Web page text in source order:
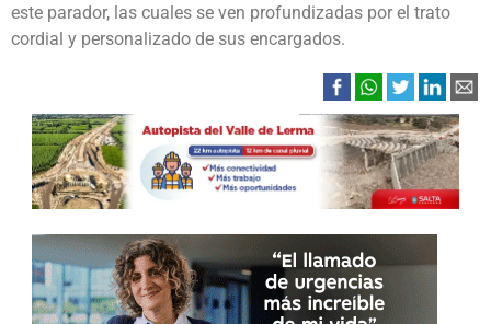
este parador, las cuales se ven profundizadas por el trato
cordial y personalizado de sus encargados.